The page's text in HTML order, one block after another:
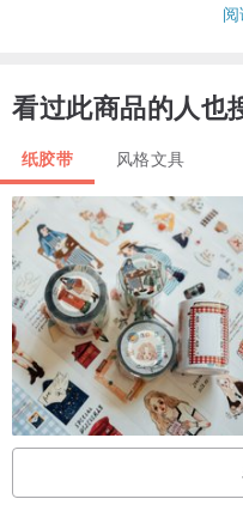
(买家须承担平邮邮寄之风险，
看过此商品的人也
纸胶带 风格文具